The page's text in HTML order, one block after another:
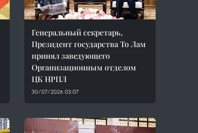
Генеральный секретарь,
Президент государства То Лам
принял заведующего
Организационным отделом
ЦК НРПЛ
30/07/2026 03:07